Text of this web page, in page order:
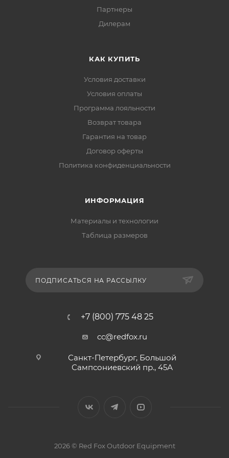
Партнеры
Дилерам
КАК КУПИТЬ
Условия доставки
Условия оплаты
Программа лояльности
Возврат товара
Гарантия на товар
Договор оферты
Политика конфиденциальности
ИНФОРМАЦИЯ
Материалы и технологии
Таблица размеров
ПОДПИСАТЬСЯ НА РАССЫЛКУ
+7 (800) 775 48 25
cc@redfox.ru
Санкт-Петербург, Большой
Сампсониевский пр., 45А
2026 © Red Fox Outdoor Equipment